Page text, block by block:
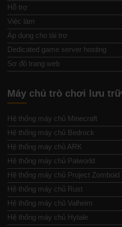
Hỗ trợ
Việc làm
Áp dụng cho tài trợ
Dedicated game server hosting
Sơ đồ trang web
Máy chủ trò chơi lưu trữ
Hệ thống máy chủ Minecraft
Hệ thống máy chủ Bedrock
Hệ thống máy chủ ARK
Hệ thống máy chủ Palworld
Hệ thống máy chủ Project Zomboid
Hệ thống máy chủ Rust
Hệ thống máy chủ Valheim
Hệ thống máy chủ Hytale